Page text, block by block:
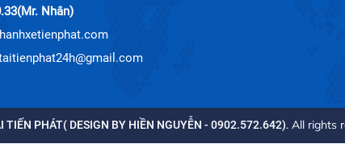
Nhân)
TIẾN PHÁT( DESIGN BY HIỀN NGUYỄN - 0902.572.642). All rights